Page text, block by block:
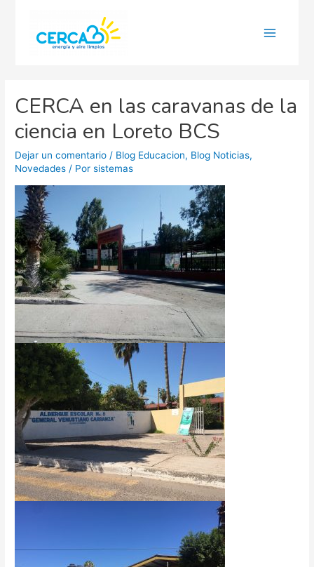
CERCA en las caravanas de la
ciencia en Loreto BCS
Dejar un comentario / Blog Educacion, Blog Noticias,
Novedades / Porsistemas